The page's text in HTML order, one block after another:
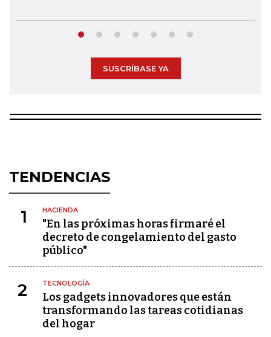
SUSCRÍBASE YA
TENDENCIAS
1 HACIENDA
"En las próximas horas firmaré el
decreto de congelamiento del gasto
público"
2 TECNOLOGÍA
Los gadgets innovadores que están
transformando las tareas cotidianas
del hogar